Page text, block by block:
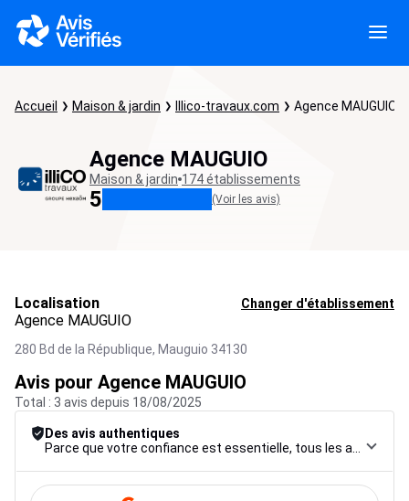
Accueil Maison & jardin Illico-travaux.com Agence MAUGUIO
Agence MAUGUIO
Maison & jardin 174 établissements
5 (Voir les avis)
Localisation Changer d'établissement
Agence MAUGUIO
280 Bd de la République, Mauguio 34130
Avis pour Agence MAUGUIO
Total : 3 avis depuis 18/08/2025
Des avis authentiques